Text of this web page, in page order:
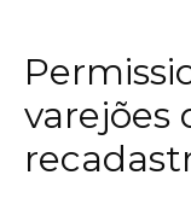
varejões